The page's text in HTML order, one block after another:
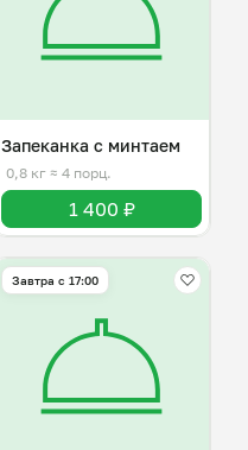
Запеканка с минтаем
0,8 кг ≈ 4 порц.
1 400 ₽
Завтра c 17:00